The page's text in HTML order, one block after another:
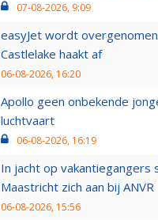
07-08-2026, 9:09
easyJet wordt
Castlelake haakt af
06-08-2026, 16:20
Apollo geen onbekende
luchtvaart
06-08-2026, 16:19
In jacht op vakantiegangers
Maastricht zich aan bij ANVR
06-08-2026, 15:56